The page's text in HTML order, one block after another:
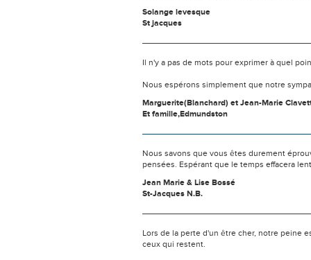
Solange levesque
St jacques
Il n'y a pas de mots pour exprimer à quel
Nous espérons simplement que notre
Marguerite(Blanchard) et Jean-Marie
Et famille,Edmundston
Nous savons que vous êtes durement
pensées. Espérant que le temps effacera
Jean Marie & Lise Bossé
St-Jacques N.B.
Lors de la perte d'un être cher, notre peine
ceux qui restent.